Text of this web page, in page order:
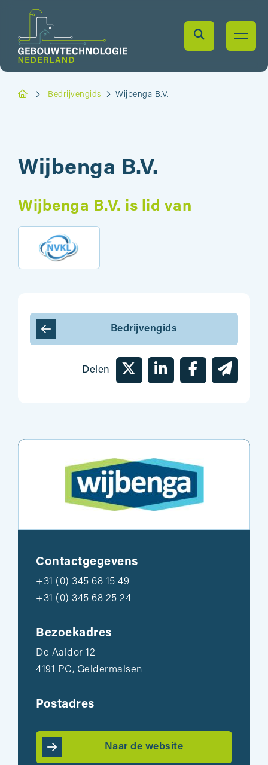
Bedrijvengids Wijbenga B.V.
Wijbenga B.V.
Wijbenga B.V. is lid van
Bedrijvengids
Delen
Contactgegevens
+31 (0) 345 68 15 49
+31 (0) 345 68 25 24
Bezoekadres
De Aaldor 12
4191 PC, Geldermalsen
Postadres
Naar de website